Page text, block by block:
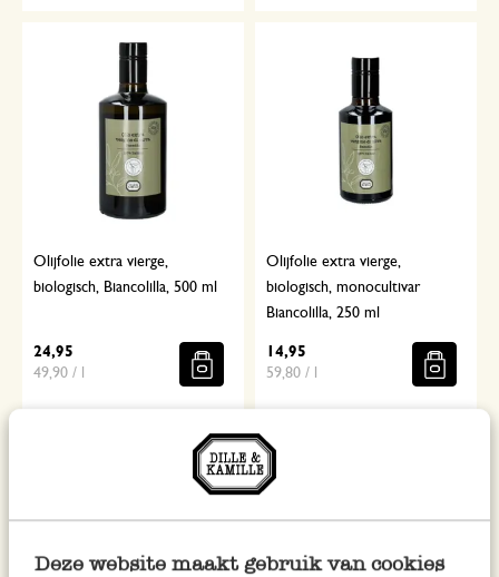
Deze website maakt gebruik van cookies
Olijfolie extra vierge,
biologisch, Biancolilla, 500 ml
24,95
49,90 / l
Olijfolie extra vierge,
biologisch, monocultivar
Biancolilla, 250 ml
14,95
59,80 / l